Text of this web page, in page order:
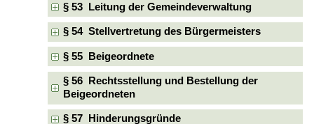
§ 53 Leitung der Gemeindeverwaltung
§ 54 Stellvertretung des Bürgermeisters
§ 55 Beigeordnete
§ 56 Rechtsstellung und Bestellung der
Beigeordneten
§ 57 Hinderungsgründe